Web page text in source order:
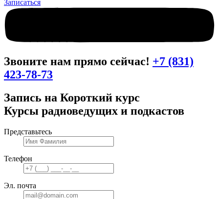
Записаться
Звоните нам прямо сейчас! +7 (831)
423-78-73
Запись на Короткий курс
Курсы радиоведущих и подкастов
Представьтесь
Телефон
Эл. почта